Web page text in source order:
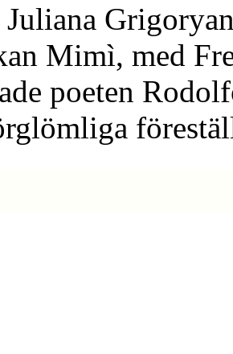
Juliana
Mimì, med
poeten